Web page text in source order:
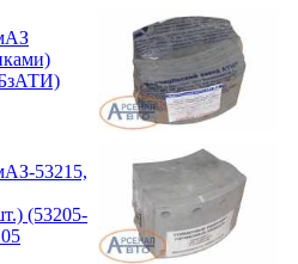
53215,
(53205-